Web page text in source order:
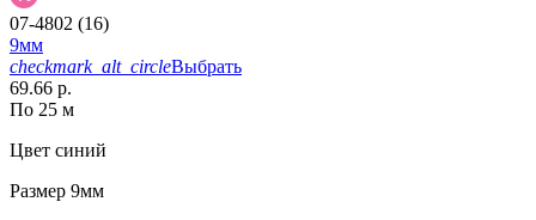
07-4802 (16)
9мм
checkmark_alt_circleВыбрать
69.66 р.
По 25 м
Цвет синий
Размер 9мм